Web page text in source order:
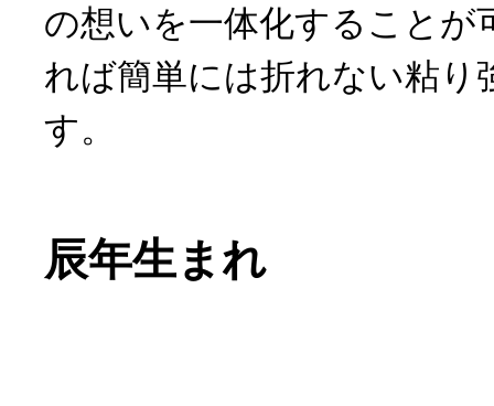
の想いを一体化することが
れば簡単には折れない粘り
す。
辰年生まれ